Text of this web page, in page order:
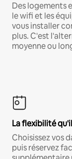
Des logements
le wifi et les
vous installer
plus. C'est
moyenne ou
La flexibilité
Choisissez vos
puis réservez